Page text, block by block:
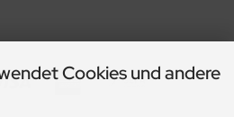
Cookies und andere